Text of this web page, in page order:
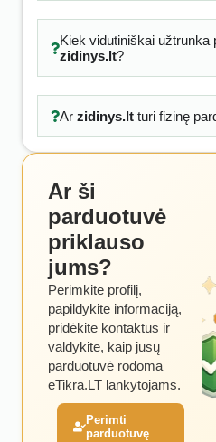
Kiek vidutiniškai užtrunka
zidinys.lt?
Ar zidinys.ltturi fizinę
Ar ši
parduotuvė
priklauso
jums?
Perimkite profilį,
papildykite informaciją,
pridėkite kontaktus ir
valdykite, kaip jūsų
parduotuvė rodoma
eTikra.LT lankytojams.
Perimti
parduotuvę